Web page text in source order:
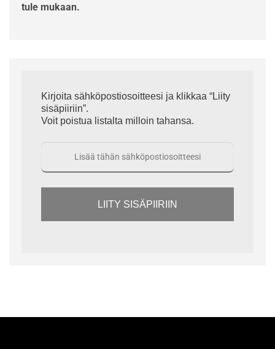
tule mukaan.
Kirjoita sähköpostiosoitteesi ja klikkaa “Liity
sisäpiiriin”.
Voit poistua listalta milloin tahansa.
LIITY SISÄPIIRIIN